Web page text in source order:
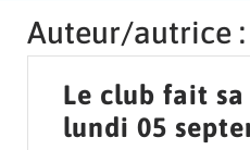
Auteur/autrice :
Le club fait
lundi 05